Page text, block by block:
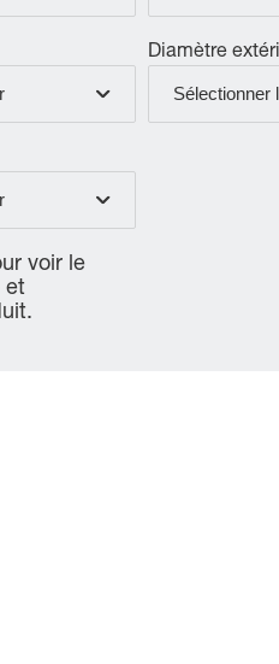
Diamètre
Sélectionner
voir le
et